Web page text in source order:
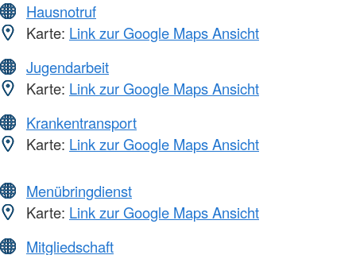
Hausnotruf
Karte: Link zur Google Maps Ansicht
Jugendarbeit
Karte: Link zur Google Maps Ansicht
Krankentransport
Karte: Link zur Google Maps Ansicht
Menübringdienst
Karte: Link zur Google Maps Ansicht
Mitgliedschaft